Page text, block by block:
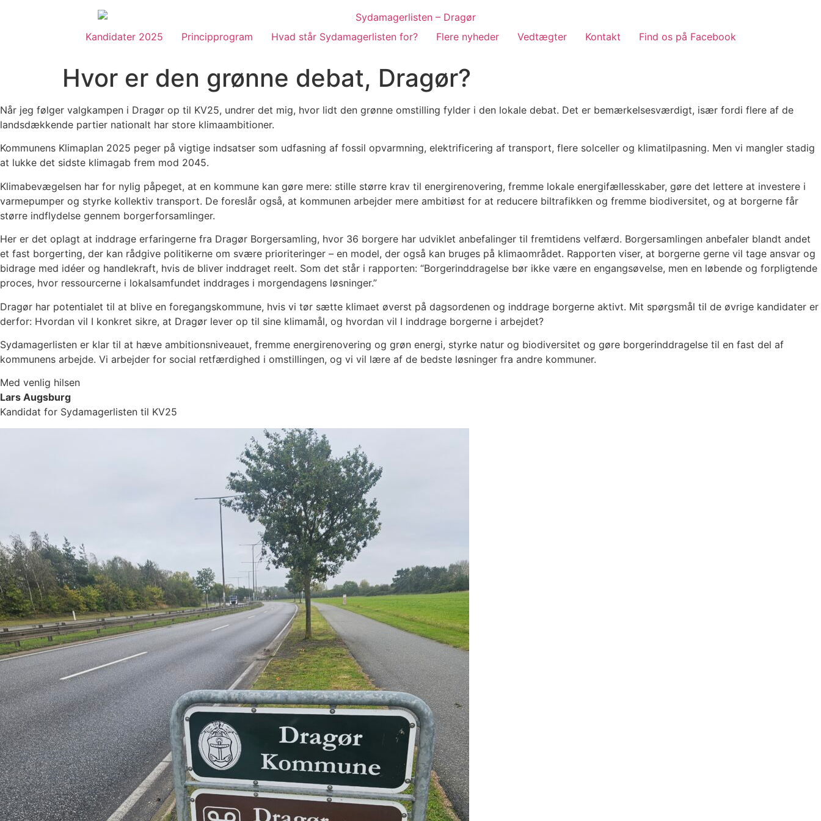
Kandidater 2025 Principprogram Hvad står Sydamagerlisten for? Flere nyheder Vedtægter Kontakt Find os på Facebook
Hvor er den grønne debat, Dragør?
Når jeg følger valgkampen i Dragør op til KV25, undrer det mig, hvor lidt den grønne omstilling fylder i den lokale debat. Det er bemærkelsesværdigt, især fordi flere af de
landsdækkende partier nationalt har store klimaambitioner.
Kommunens Klimaplan 2025 peger på vigtige indsatser som udfasning af fossil opvarmning, elektrificering af transport, flere solceller og klimatilpasning. Men vi mangler stadig
at lukke det sidste klimagab frem mod 2045.
Klimabevægelsen har for nylig påpeget, at en kommune kan gøre mere: stille større krav til energirenovering, fremme lokale energifællesskaber, gøre det lettere at investere i
varmepumper og styrke kollektiv transport. De foreslår også, at kommunen arbejder mere ambitiøst for at reducere biltrafikken og fremme biodiversitet, og at borgerne får
større indflydelse gennem borgerforsamlinger.
Her er det oplagt at inddrage erfaringerne fra Dragør Borgersamling, hvor 36 borgere har udviklet anbefalinger til fremtidens velfærd. Borgersamlingen anbefaler blandt andet
et fast borgerting, der kan rådgive politikerne om svære prioriteringer – en model, der også kan bruges på klimaområdet. Rapporten viser, at borgerne gerne vil tage ansvar og
bidrage med idéer og handlekraft, hvis de bliver inddraget reelt. Som det står i rapporten: “Borgerinddragelse bør ikke være en engangsøvelse, men en løbende og forpligtende
proces, hvor ressourcerne i lokalsamfundet inddrages i morgendagens løsninger.”
Dragør har potentialet til at blive en foregangskommune, hvis vi tør sætte klimaet øverst på dagsordenen og inddrage borgerne aktivt. Mit spørgsmål til de øvrige kandidater er
derfor: Hvordan vil I konkret sikre, at Dragør lever op til sine klimamål, og hvordan vil I inddrage borgerne i arbejdet?
Sydamagerlisten er klar til at hæve ambitionsniveauet, fremme energirenovering og grøn energi, styrke natur og biodiversitet og gøre borgerinddragelse til en fast del af
kommunens arbejde. Vi arbejder for social retfærdighed i omstillingen, og vi vil lære af de bedste løsninger fra andre kommuner.
Med venlig hilsen
Lars Augsburg
Kandidat for Sydamagerlisten til KV25